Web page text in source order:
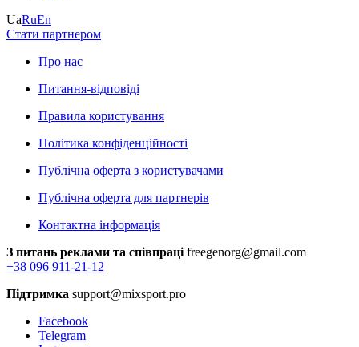
UaRuEn
Стати партнером
Про нас
Питання-відповіді
Правила користування
Політика конфіденційності
Публічна оферта з користувачами
Публічна оферта для партнерів
Контактна інформація
З питань реклами та співпраці freegenorg@gmail.com
+38 096 911-21-12
Підтримка support@mixsport.pro
Facebook
Telegram